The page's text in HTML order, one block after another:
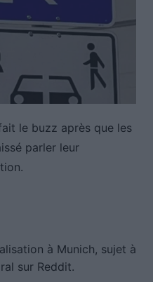
le buzz après que les
parler leur
à Munich, sujet à
sur Reddit.